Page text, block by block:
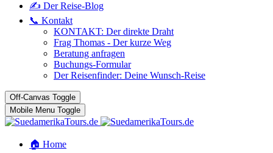
✍️ Der Reise-Blog
📞 Kontakt
KONTAKT: Der direkte Draht
Frag Thomas - Der kurze Weg
Beratung anfragen
Buchungs-Formular
Der Reisenfinder: Deine Wunsch-Reise
Off-Canvas Toggle
Mobile Menu Toggle
🏠 Home